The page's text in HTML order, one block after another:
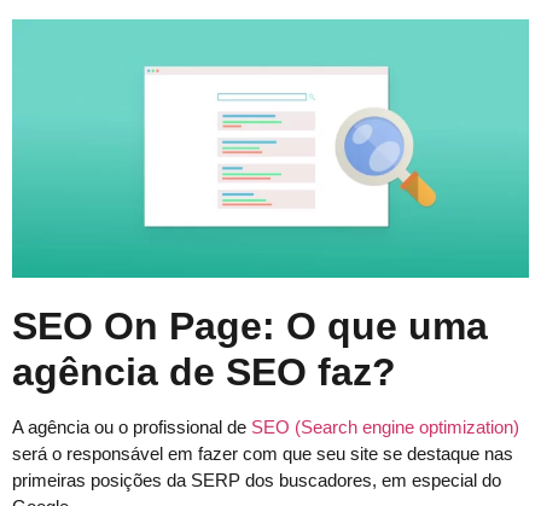
SEO On Page: O que uma
agência de SEO faz?
A agência ou o profissional de SEO (Search engine optimization)
será o responsável em fazer com que seu site se destaque nas
primeiras posições da SERP dos buscadores, em especial do